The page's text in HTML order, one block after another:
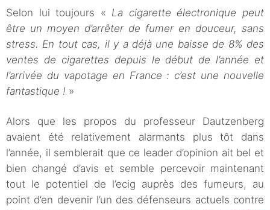
Selon lui toujours « La cigarette électronique peut
être un moyen d’arrêter de fumer en douceur, sans
stress. En tout cas, il y a déjà une baisse de 8% des
ventes de cigarettes depuis le début de l’année et
l’arrivée du vapotage en France : c’est une nouvelle
fantastique ! »
Alors que les propos du professeur Dautzenberg
avaient été relativement alarmants plus tôt dans
l’année, il semblerait que ce leader d’opinion ait bel et
bien changé d’avis et semble percevoir maintenant
tout le potentiel de l’ecig auprès des fumeurs, au
point d’en devenir l’un des défenseurs actuels contre